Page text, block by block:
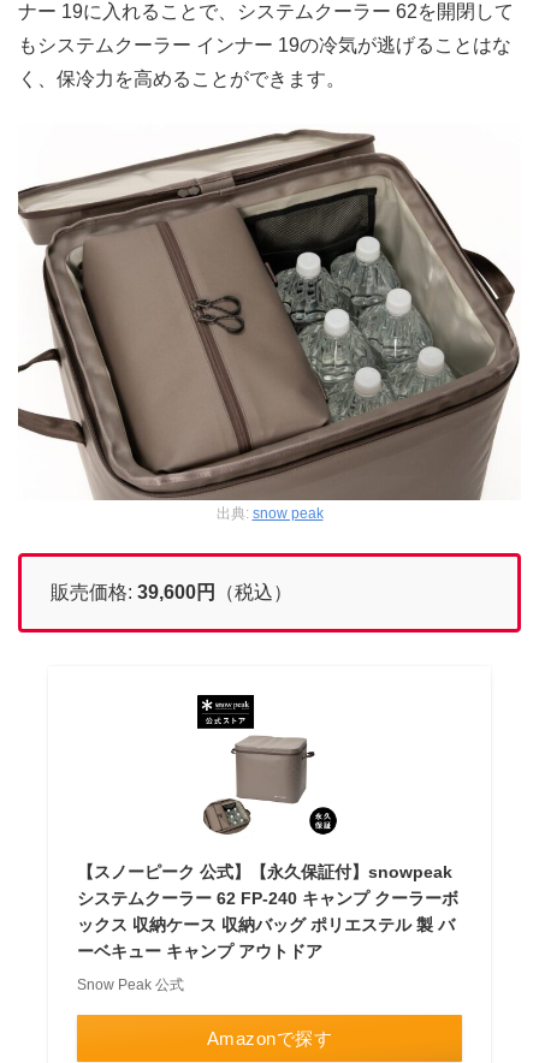
ナー 19に入れることで、システムクーラー 62を開閉して
もシステムクーラー インナー 19の冷気が逃げることはな
く、保冷力を高めることができます。
出典: snow peak
販売価格: 39,600円 （税込）
【スノーピーク 公式】【永久保証付】snowpeak
システムクーラー 62 FP-240 キャンプ クーラーボ
ックス 収納ケース 収納バッグ ポリエステル 製 バ
ーベキュー キャンプ アウトドア
Snow Peak 公式
Amazonで探す